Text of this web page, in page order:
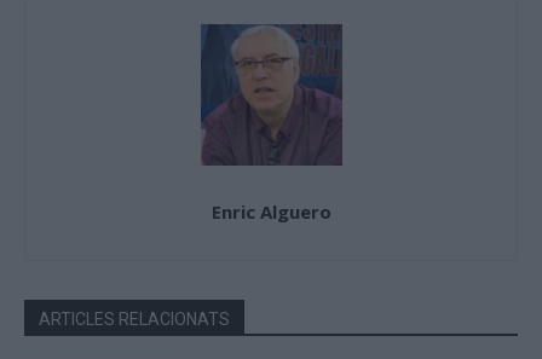
Enric Alguero
ARTICLES RELACIONATS